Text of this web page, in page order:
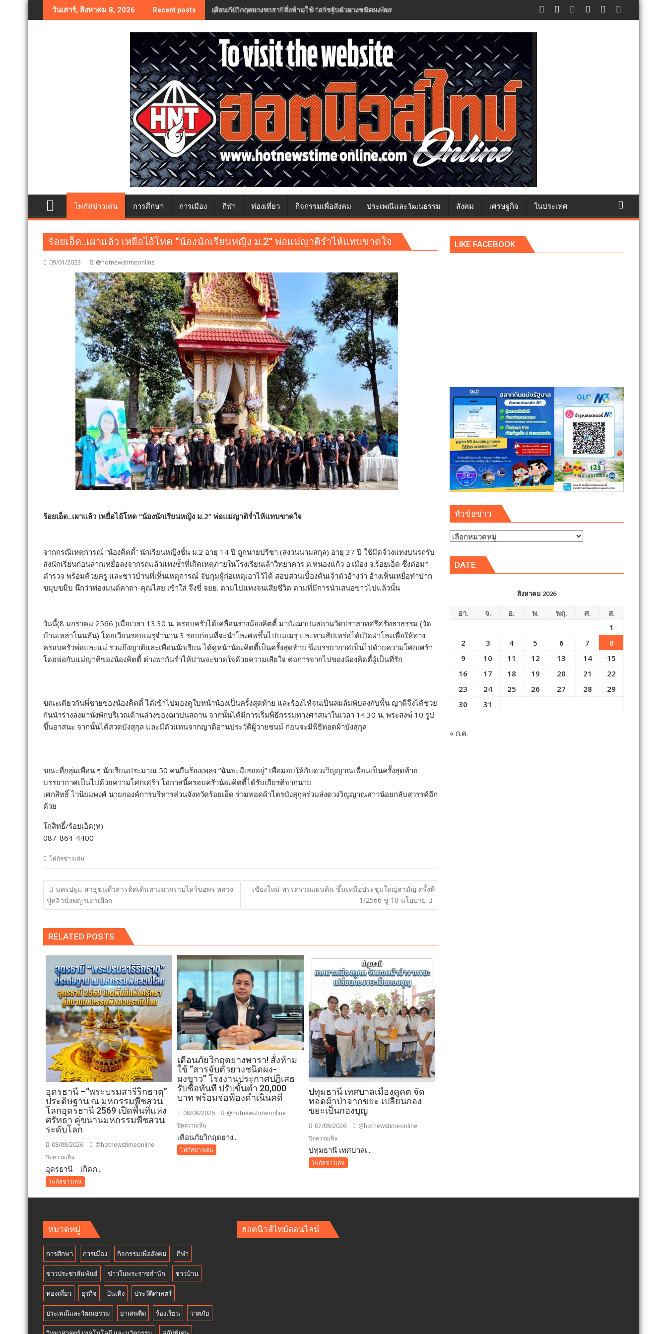
to
วันเสาร์, สิงหาคม 8, 2026 Recent posts เตือนภัยวิกฤตยางพารา! สั่งห้ามใช้ "สารจับตัวยางชนิดผง-ผงขาว" โรงงานประกาศปฏิเสธรับซื้อทันที ปรับขั้นต่ำ 20,000 บาท พร้อมจ่อฟ้องดำเนินคดี
โฟกัสข่าวเด่น การศึกษา การเมือง กีฬา ท่องเที่ยว กิจกรรมเพื่อสังคม ประเพณีและวัฒนธรรม สังคม เศรษฐกิจ ในประเทศ
ร้อยเอ็ด..เผาแล้ว เหยื่อไอ้โหด “น้องนักเรียนหญิง ม.2” พ่อแม่ญาติร่ำไห้แทบขาดใจ
09/01/2023 @hotnewstimeonline
ร้อยเอ็ด..เผาแล้ว เหยื่อไอ้โหด “น้องนักเรียนหญิง ม.2” พ่อแม่ญาติร่ำไห้แทบขาดใจ
จากกรณีเหตุการณ์ “น้องคิตตี้” นักเรียนหญิงชั้น ม.2 อายุ 14 ปี ถูกนายปรีชา (สงวนนามสกุล) อายุ 37 ปี ใช้มีดจ้วงแทงบนรถรับ
ส่งนักเรียนก่อนลากเหยื่อลงจากรถแล้วแทงซ้ำที่เกิดเหตุภายในโรงเรียนเล้าวิทยาคาร ต.หนองแก้ว อ.เมือง จ.ร้อยเอ็ด ซึ่งต่อมา
ตำรวจ พร้อมด้วยครู และชาวบ้านที่เห็นเหตุการณ์ จับกุมผู้ก่อเหตุเอาไว้ได้ สอบสวนเบื้องต้นเจ้าตัวอ้างว่า อ้างเห็นเหยื่อทำปาก
ขมุบขมิบ นึกว่าท่องมนต์คาถา-คุณไสย เข้าใส่ จึงขี่ จยย. ตามไปแทงจนเสียชีวิต ตามที่มีการนำเสนอข่าวไปแล้วนั้น
วันนี้(8 มกราคม 2566 )เมื่อเวลา 13.30 น. ครอบครัวได้เคลื่อนร่างน้องคิตตี้ มายังฌาปนสถานวัดปราสาทศรีศรัทธาธรรม (วัด
บ้านเหล่าโนนทัน) โดยเวียนรอบเมรุจำนวน 3 รอบก่อนที่จะนำโลงศพขึ้นไปบนเมรุ และทางสัปเหร่อได้เปิดฝาโลงเพื่อให้ทาง
ครอบครัวพ่อและแม่ รวมถึงญาติและเพื่อนนักเรียน ได้ดูหน้าน้องคิตตี้เป็นครั้งสุดท้าย ซึ่งบรรยากาศเป็นไปด้วยความโศกเศร้า
โดยพ่อกับแม่ญาติของน้องคิตตี้ ต่างพากันร่ำไห้ปานจะขาดใจด้วยความเสียใจ ต่อการจากไปของน้องคิดตี้ผู้เป็นที่รัก
ขณะเดียวกันพี่ชายของน้องคิตตี้ ได้เข้าไปมองดูใบหน้าน้องเป็นครั้งสุดท้าย และร้องไห้จนเป็นลมล้มพับลงกับพื้น ญาติจึงได้ช่วย
กันนำร่างลงมานั่งพักบริเวณด้านล่างของฌาปนสถาน จากนั้นได้มีการเริ่มพิธีกรรมทางศาสนาในเวลา 14.30 น. พระสงฆ์ 10 รูป
ขึ้นอาสนะ จากนั้นได้สวดบังสุกุล และมีตัวแทนจากญาติอ่านประวัติผู้วายชนม์ ก่อนจะมีพิธีทอดผ้าบังสุกุล
ขณะที่กลุ่มเพื่อน ๆ นักเรียนประมาณ 50 คนยืนร้องเพลง “ฉันจะมีเธออยู่” เพื่อมอบให้กับดวงวิญญาณเพื่อนเป็นครั้งสุดท้าย
บรรยากาศเป็นไปด้วยความโศกเศร้า โอกาสนี้ครอบครัวน้องคิตตี้ได้รับเกียรติจากนาย
เศกสิทธิ์ ไวนิยมพงศ์ นายกองค์การบริหารส่วนจังหวัดร้อยเอ็ด ร่วมทอดผ้าไตรบังสุกุลร่วมส่งดวงวิญญาณสาวน้อยกลับสวรรค์อีก
ด้วย
โกสิทธิ์/ร้อยเอ็ด(ห)
087-864-4400
โฟกัสข่าวเด่น
แนะแนว
เรื่อง
นครปฐม-สาธุชนทั่วสารทิศเดินทางมากราบไหว้ขอพร หลวง
ปู่หลิวนั่งพญาเต่าเผือก
เชียงใหม่-พรรครวมแผ่นดิน ขึ้นเหนือประชุมใหญ่สามัญ ครั้งที่
1/2566 ชู 10 นโยบาย
RELATED POSTS
อุดรธานี –“พระบรมสารีริกธาตุ”
ประดิษฐาน ณ มหกรรมพืชสวน
โลกอุดรธานี 2569 เปิดพื้นที่แห่ง
ศรัทธา คู่ขนานมหกรรมพืชสวน
ระดับโลก
08/08/2026 @hotnewstimeonline
ปิดความเห็น
อุดรธานี
–“พระบรม
สารีริกธาตุ”
มหกรรม
พืช
สวน
โลก
อุดรธานี
2569
เปิด
พื้นที่
แห่ง
ศรัทธา
คู่
อุดรธานี – เกิดภ...
โฟกัสข่าวเด่น
เตือนภัยวิกฤตยางพารา! สั่งห้าม
ใช้ “สารจับตัวยางชนิดผง-
ผงขาว” โรงงานประกาศปฏิเสธ
รับซื้อทันที ปรับขั้นต่ำ 20,000
บาท พร้อมจ่อฟ้องดำเนินคดี
08/08/2026 @hotnewstimeonline
ปิดความเห็น
เตือน
ภัย
วิกฤต
ปฏิเสธ
รับ
เตือนภัยวิกฤตยาง...
โฟกัสข่าวเด่น
ปทุมธานี เทศบาลเมืองคูคต จัด
ทอดผ้าป่าจากขยะ เปลี่ยนกอง
ขยะเป็นกองบุญ
07/08/2026 @hotnewstimeonline
ปิดความเห็น
ปทุมธานี
เทศบาล
เมือง
ขยะ
ปทุมธานี เทศบาลเ...
โฟกัสข่าวเด่น
LIKE FACEBOOK
หัวข้อข่าว
หัวข้อ
DATE
สิงหาคม 2026
อา. จ. อ. พ. พฤ. ศ.
ส.
1
2
3 4 5 6 7
8
9
10 11 12 13 14
15
16
17 18 19 20 21
22
23
24 25 26 27 28
29
30
31
« ก.ค.
หมวดหมู่
การศึกษา การเมือง กิจกรรมเพื่อสังคม กีฬา
ข่าวประชาสัมพันธ์ ข่าวในพระราชสำนัก ชาวบ้าน
ท่องเที่ยว ธุรกิจ บันเทิง ประวัติศาสตร์
ประเพณีและวัฒนธรรม ยาเสพติด ร้องเรียน วาตภัย
ฮอตนิวส์ไทม์ออนไลน์